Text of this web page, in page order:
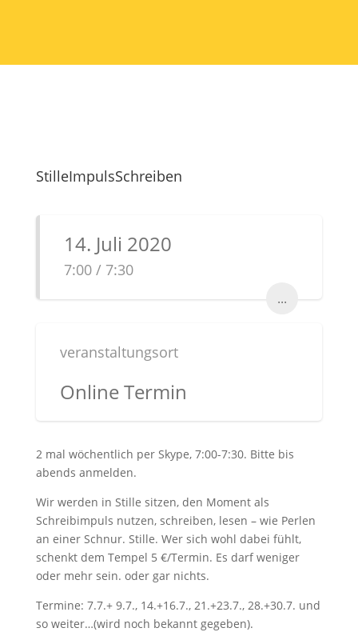
StilleImpulsSchreiben
14. Juli 2020
7:00 / 7:30
...
veranstaltungsort
Online Termin
2 mal wöchentlich per Skype, 7:00-7:30. Bitte bis
abends anmelden.
Wir werden in Stille sitzen, den Moment als
Schreibimpuls nutzen, schreiben, lesen – wie Perlen
an einer Schnur. Stille. Wer sich wohl dabei fühlt,
schenkt dem Tempel 5 €/Termin. Es darf weniger
oder mehr sein. oder gar nichts.
Termine: 7.7.+ 9.7., 14.+16.7., 21.+23.7., 28.+30.7. und
so weiter…(wird noch bekannt gegeben).